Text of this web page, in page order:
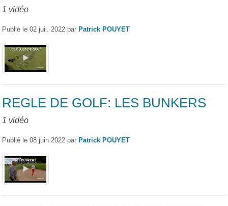
1 vidéo
Publié le 02 juil. 2022 par Patrick POUYET
REGLE DE GOLF: LES BUNKERS
1 vidéo
Publié le 08 juin 2022 par Patrick POUYET